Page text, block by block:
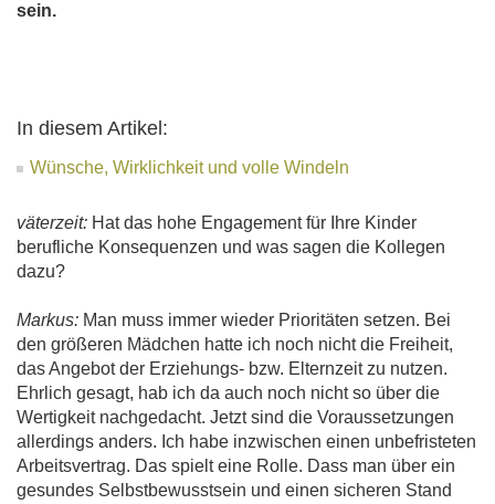
sein.
In diesem Artikel:
Wünsche, Wirklichkeit und volle Windeln
väterzeit: Hat das hohe Engagement für Ihre Kinder
berufliche Konsequenzen und was sagen die Kollegen
dazu?
Markus: Man muss immer wieder Prioritäten setzen. Bei
den größeren Mädchen hatte ich noch nicht die Freiheit,
das Angebot der Erziehungs- bzw. Elternzeit zu nutzen.
Ehrlich gesagt, hab ich da auch noch nicht so über die
Wertigkeit nachgedacht. Jetzt sind die Voraussetzungen
allerdings anders. Ich habe inzwischen einen unbefristeten
Arbeitsvertrag. Das spielt eine Rolle. Dass man über ein
gesundes Selbstbewusstsein und einen sicheren Stand